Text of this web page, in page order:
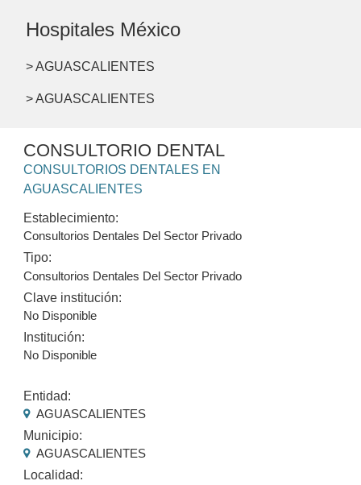
Hospitales México
> AGUASCALIENTES
> AGUASCALIENTES
CONSULTORIO DENTAL
CONSULTORIOS DENTALES EN
AGUASCALIENTES
Establecimiento:
Consultorios Dentales Del Sector Privado
Tipo:
Consultorios Dentales Del Sector Privado
Clave institución:
No Disponible
Institución:
No Disponible
Entidad:
AGUASCALIENTES
Municipio:
AGUASCALIENTES
Localidad: